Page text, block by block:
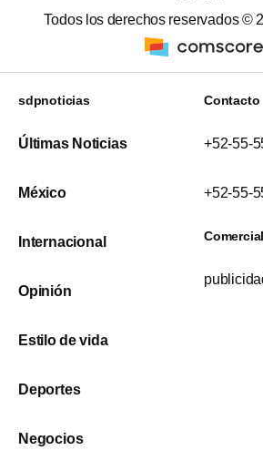
Todos los derechos reservados ©
sdpnoticias
Últimas Noticias
México
Internacional
Opinión
Estilo de vida
Deportes
Negocios
Contacto
+52-55-
+52-55-
Comercial